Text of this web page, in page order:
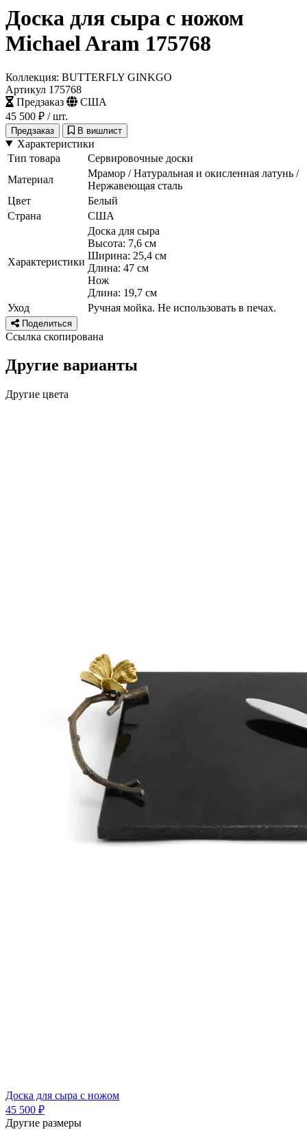
Доска для сыра с ножом
Michael Aram 175768
Коллекция: BUTTERFLY GINKGO
Артикул 175768
Предзаказ
США
45 500 ₽ / шт.
Предзаказ В вишлист
Характеристики
Тип товара
Сервировочные доски
Материал
Мрамор / Натуральная и окисленная латунь /
Нержавеющая сталь
Цвет
Белый
Страна
США
Характеристики
Доска для сыра
Высота: 7,6 см
Ширина: 25,4 см
Длина: 47 см
Нож
Длина: 19,7 см
Уход
Ручная мойка. Не использовать в печах.
Поделиться
Ссылка скопирована
Другие варианты
Другие цвета
Доска для сыра с ножом
45 500 ₽
Другие размеры